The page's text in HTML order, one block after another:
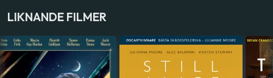
Helen Mirren ,Ryan Reynolds
Holmes,Max Irons
LAND
LIKNANDE FILMER